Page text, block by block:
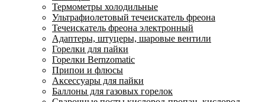
Термометры холодильные
Ультрафиолетовый течеискатель фреона
Течеискатель фреона электронный
Адаптеры, штуцеры, шаровые вентили
Горелки для пайки
Горелки Bernzomatic
Припои и флюсы
Аксессуары для пайки
Баллоны для газовых горелок